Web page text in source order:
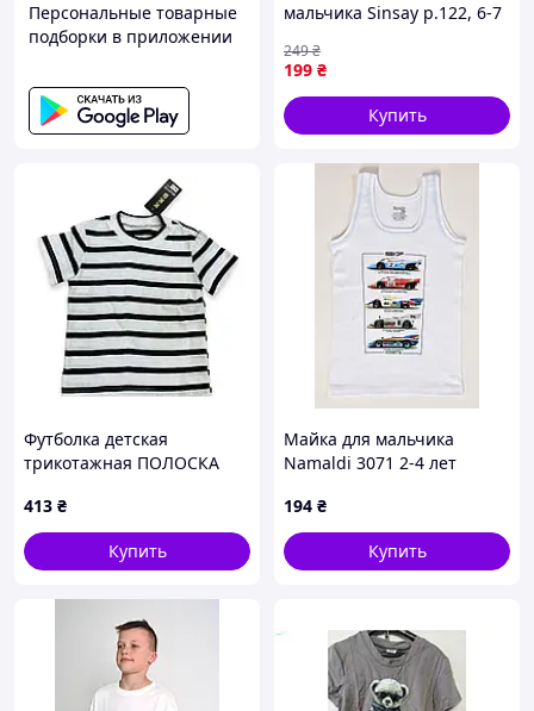
Персональные товарные
подборки в приложении
мальчика Sinsay р.122, 6-7
199 ₴
249₴
Купить
Футболка детская
трикотажная ПОЛОСКА
413 ₴
Купить
Майка для мальчика
Namaldi 3071 2-4 лет
194 ₴
Купить